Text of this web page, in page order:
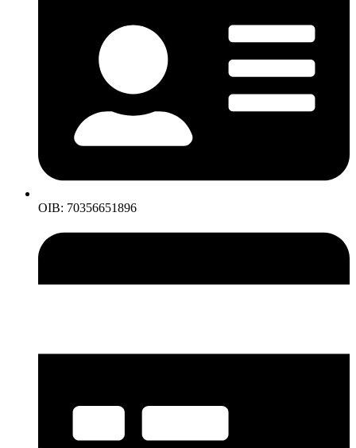
OIB: 70356651896